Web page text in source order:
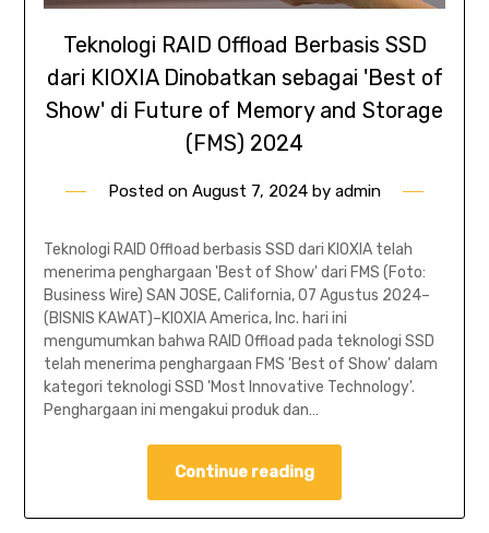
Teknologi RAID Offload Berbasis SSD
dari KIOXIA Dinobatkan sebagai 'Best of
Show' di Future of Memory and Storage
(FMS) 2024
Posted on August 7, 2024 by admin
Teknologi RAID Offload berbasis SSD dari KIOXIA telah
menerima penghargaan 'Best of Show' dari FMS (Foto:
Business Wire) SAN JOSE, California, 07 Agustus 2024–
(BISNIS KAWAT)–KIOXIA America, Inc. hari ini
mengumumkan bahwa RAID Offload pada teknologi SSD
telah menerima penghargaan FMS 'Best of Show' dalam
kategori teknologi SSD 'Most Innovative Technology'.
Penghargaan ini mengakui produk dan…
Continue reading